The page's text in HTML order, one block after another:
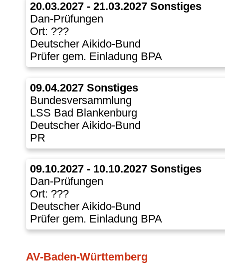
20.03.2027 - 21.03.2027 Sonstiges
Dan-Prüfungen
Ort: ???
Deutscher Aikido-Bund
Prüfer gem. Einladung BPA
09.04.2027 Sonstiges
Bundesversammlung
LSS Bad Blankenburg
Deutscher Aikido-Bund
PR
09.10.2027 - 10.10.2027 Sonstiges
Dan-Prüfungen
Ort: ???
Deutscher Aikido-Bund
Prüfer gem. Einladung BPA
AV-Baden-Württemberg